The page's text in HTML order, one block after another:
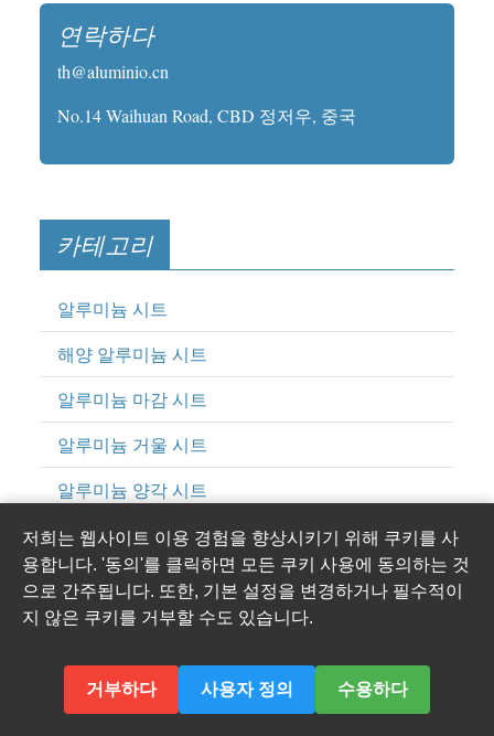
연락하다
th@aluminio.cn
No.14 Waihuan Road, CBD 정저우, 중국
카테고리
알루미늄 시트
해양 알루미늄 시트
알루미늄 마감 시트
알루미늄 거울 시트
알루미늄 양각 시트
컬러 코팅 알루미늄 시트
알루미늄 드릴 엔트리 시트
알루미늄 루핑 시트
저희는 웹사이트 이용 경험을 향상시키기 위해 쿠키를 사
용합니다. '동의'를 클릭하면 모든 쿠키 사용에 동의하는 것
으로 간주됩니다. 또한, 기본 설정을 변경하거나 필수적이
지 않은 쿠키를 거부할 수도 있습니다.
거부하다 사용자 정의 수용하다